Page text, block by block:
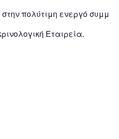
πολύτιμη ενεργό
Εταιρεία.